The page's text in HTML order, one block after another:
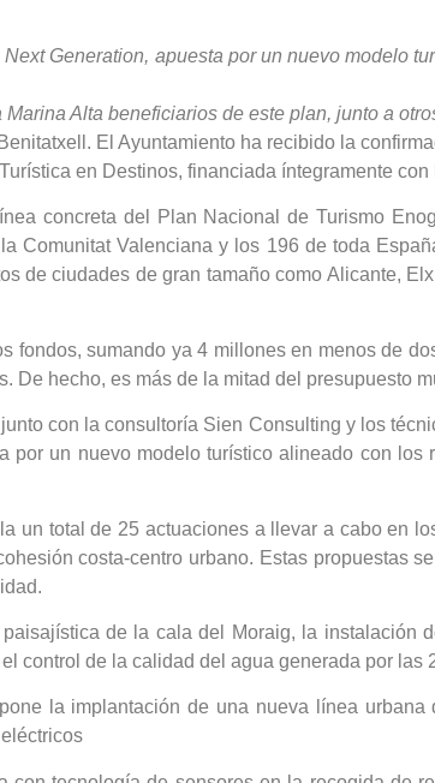
Generation, apuesta por un nuevo modelo
Alta beneficiarios de este plan, junto a
El Ayuntamiento ha recibido la
en Destinos, financiada íntegramente
concreta del Plan Nacional de Turismo
Comunitat Valenciana y los 196 de toda
de ciudades de gran tamaño como Alicante,
fondos, sumando ya 4 millones en menos de
De hecho, es más de la mitad del presupuesto
con la consultoría Sien Consulting y los
por un nuevo modelo turístico alineado con
un total de 25 actuaciones a llevar a cabo en
costa-centro urbano. Estas propuestas
de la cala del Moraig, la instalación
control de la calidad del agua generada por
la implantación de una nueva línea